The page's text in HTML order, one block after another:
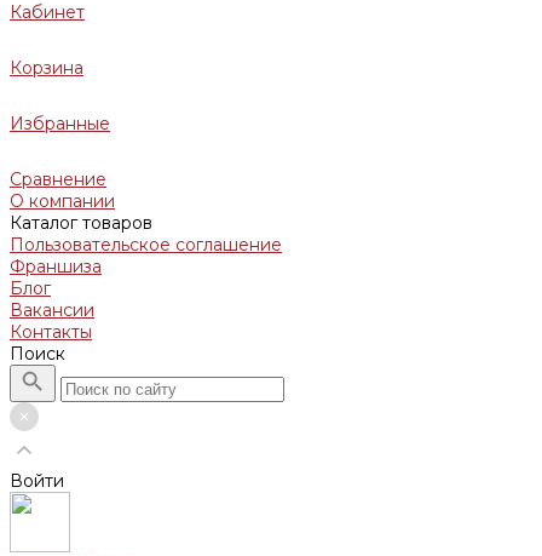
Кабинет
Корзина
Избранные
Сравнение
О компании
Каталог товаров
Пользовательское соглашение
Франшиза
Блог
Вакансии
Контакты
Поиск
Войти